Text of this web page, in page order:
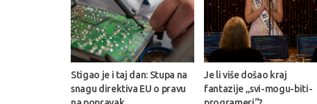
Stigao je i taj dan: Stupa na
snagu direktiva EU o pravu
Je li više došao kraj
fantazije „svi-mogu-biti-